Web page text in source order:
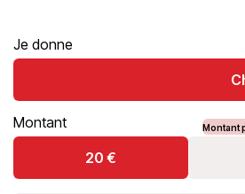
Je donne
Montant
20 €
Montant